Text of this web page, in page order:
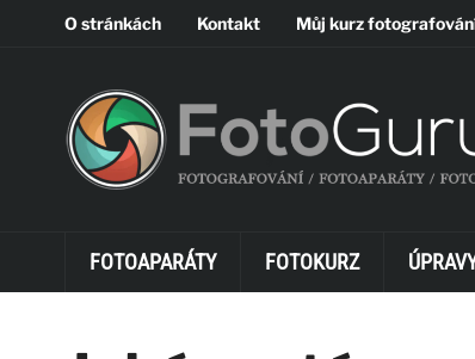
O stránkách Kontakt Můj kurz
FOTOAPARÁTY FOTOKURZ